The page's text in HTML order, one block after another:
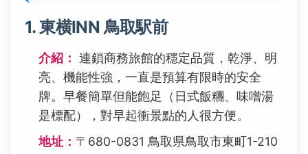
1. 東横INN 鳥取駅前
介紹： 連鎖商務旅館的穩定品質，乾淨、明
亮、機能性強，一直是預算有限時的安全
牌。早餐簡單但能飽足（日式飯糰、味噌湯
是標配），對早起衝景點的人很方便。
地址： 〒680-0831 鳥取県鳥取市東町1-210